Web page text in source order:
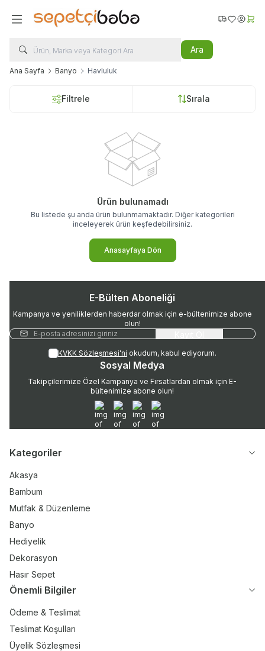
Ara
Favorilerim
Ana Sayfa Banyo Havluluk
Filtrele Sırala
Ürün bulunamadı
Bu listede şu anda ürün bulunmamaktadır. Diğer kategorileri
inceleyerek ürün keşfedebilirsiniz.
Anasayfaya Dön
E-Bülten Aboneliği
Kampanya ve yeniliklerden haberdar olmak için e-bültenimize abone
olun!
KVKK Sözleşmesi'ni okudum, kabul ediyorum.
Sosyal Medya
Takipçilerimize Özel Kampanya ve Fırsatlardan olmak için E-
bültenimize abone olun!
WhatsApp
InstagramTwitterFacebook
Kategoriler
Akasya
Bambum
Mutfak & Düzenleme
Banyo
Hediyelik
Dekorasyon
Hasır Sepet
Önemli Bilgiler
Ödeme & Teslimat
Teslimat Koşulları
Üyelik Sözleşmesi